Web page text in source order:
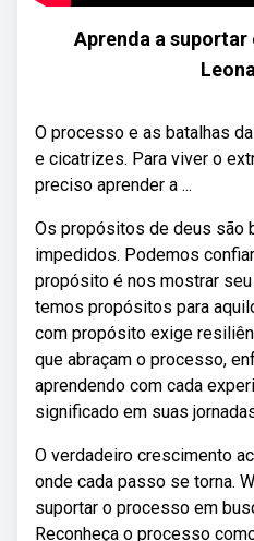
Aprenda a suportar
O processo e as batalhas
e cicatrizes. Para viver o
preciso aprender a ...
Os propósitos de deus são
impedidos. Podemos
propósito é nos mostrar
temos propósitos para
com propósito exige
que abraçam o processo,
aprendendo com cada
significado em suas
O verdadeiro crescimento
onde cada passo se torna.
suportar o processo em
Reconheça o processo